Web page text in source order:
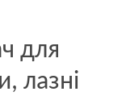
для
лазні